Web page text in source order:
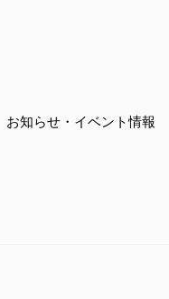
お知らせ・イベント情報